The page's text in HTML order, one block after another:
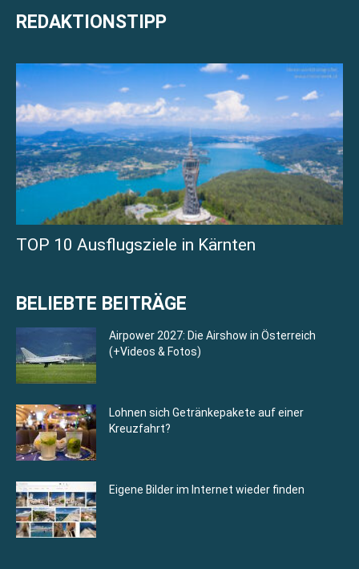
REDAKTIONSTIPP
TOP 10 Ausflugsziele in Kärnten
BELIEBTE BEITRÄGE
Airpower 2027: Die Airshow in Österreich
(+Videos & Fotos)
Lohnen sich Getränkepakete auf einer
Kreuzfahrt?
Eigene Bilder im Internet wieder finden